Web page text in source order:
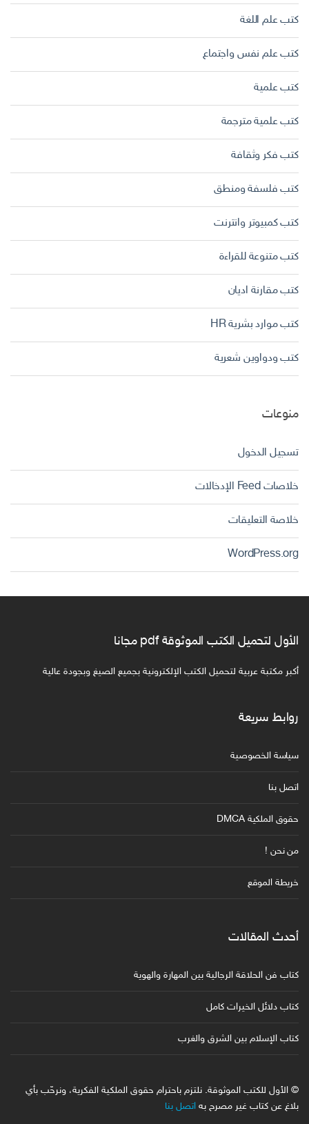
كتب علم اللغة
كتب علم نفس واجتماع
كتب علمية
كتب علمية مترجمة
كتب فكر وثقافة
كتب فلسفة ومنطق
كتب كمبيوتر وانترنت
كتب متنوعة للقراءة
كتب مقارنة اديان
كتب موارد بشرية HR
كتب ودواوين شعرية
منوعات
تسجيل الدخول
خلاصات Feed الإدخالات
خلاصة التعليقات
WordPress.org
الأول لتحميل الكتب الموثوقة pdf مجانا
أكبر مكتبة عربية لتحميل الكتب الإلكترونية بجميع الصيغ وبجودة عالية
روابط سريعة
سياسة الخصوصية
اتصل بنا
حقوق الملكية DMCA
من نحن !
خريطة الموقع
أحدث المقالات
كتاب فن الحلاقة الرجالية بين المهارة والهوية
كتاب دلائل الخيرات كامل
كتاب الإسلام بين الشرق والغرب
© الأول للكتب الموثوقة. نلتزم باحترام حقوق الملكية الفكرية، ونرحّب بأي
بلاغ عن كتاب غير مصرح به اتصل بنا